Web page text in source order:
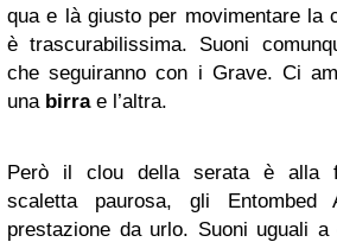
qua e là giusto per movimentare la
è trascurabilissima. Suoni
che seguiranno con i Grave. Ci
una birrae l’altra.
Però il clou della serata è alla
scaletta paurosa, gli Entombed
prestazione da urlo. Suoni uguali